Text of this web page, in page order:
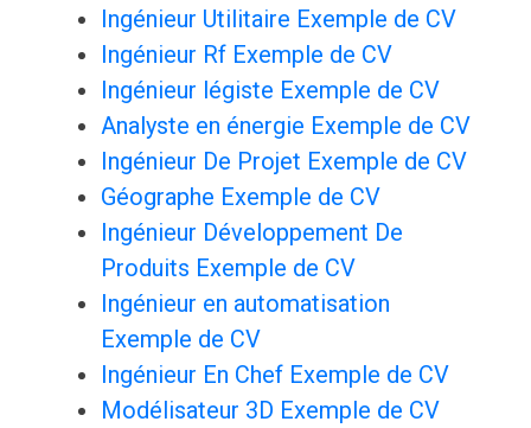
Ingénieur Utilitaire Exemple de CV
Ingénieur Rf Exemple de CV
Ingénieur légiste Exemple de CV
Analyste en énergie Exemple de CV
Ingénieur De Projet Exemple de CV
Géographe Exemple de CV
Ingénieur Développement De
Produits Exemple de CV
Ingénieur en automatisation
Exemple de CV
Ingénieur En Chef Exemple de CV
Modélisateur 3D Exemple de CV